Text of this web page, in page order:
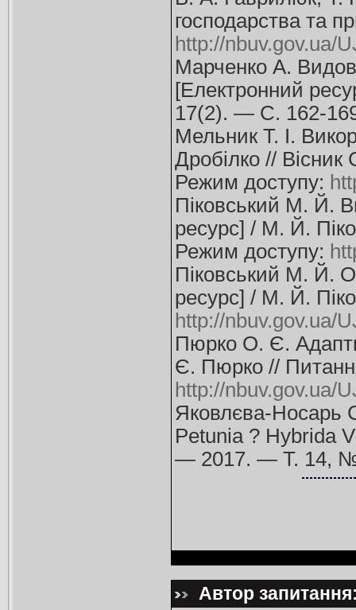
господарства та
http://nbuv.gov.ua/
Марченко А.
[Електронний
17(2). — С. 162-
Мельник Т. І.
Дробілко //
Режим доступу:
Піковський М. Й.
ресурс] / М. Й.
Режим доступу:
Піковський М. Й.
ресурс] / М. Й.
http://nbuv.gov.ua/
Пюрко О. Є.
Є. Пюрко //
http://nbuv.gov.ua/
Яковлєва-Носарь
Petunia ? Hybridа
— 2017. — Т. 14,
Автор